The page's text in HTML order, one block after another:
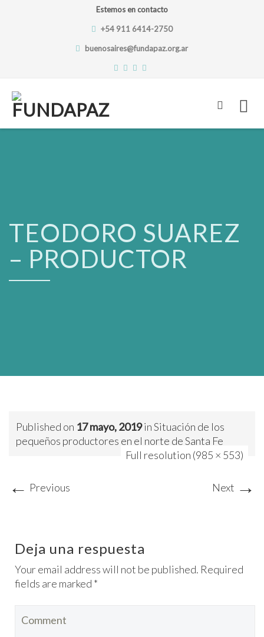
Estemos en contacto
+54 911 6414-2750
buenosaires@fundapaz.org.ar
Skip
TEODORO SUAREZ
– PRODUCTOR
Published on 17 mayo, 2019inSituación de los
pequeños productores en el norte de Santa Fe
Full resolution (985 × 553)
← Previous Next →
Deja una respuesta
Your email address will not be published. Required
fields are marked *